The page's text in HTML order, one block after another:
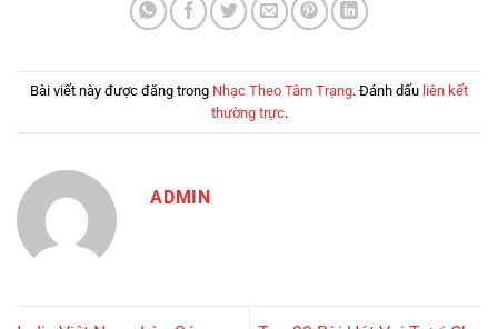
Bài viết này được đăng trong Nhạc Theo Tâm Trạng. Đánh dấu liên kết
thường trực.
ADMIN